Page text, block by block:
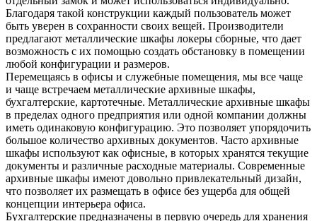
Благодаря такой конструкции каждый пользователь может
быть уверен в сохранности своих вещей. Производители
предлагают металлические шкафы локеры сборные, что дает
возможность с их помощью создать обстановку в помещении
любой конфигурации и размеров.
Перемещаясь в офисы и служебные помещения, мы все чаще
и чаще встречаем металлические архивные шкафы,
бухгалтерские, картотечные. Металлические архивные шкафы
в пределах одного предприятия или одной компании должны
иметь одинаковую конфигурацию. Это позволяет упорядочить
большое количество архивных документов. Часто архивные
шкафы используют как офисные, в которых хранятся текущие
документы и различные расходные материалы. Современные
архивные шкафы имеют довольно привлекательный дизайн,
что позволяет их размещать в офисе без ущерба для общей
концепции интерьера офиса.
Бухгалтерские предназначены в первую очередь для хранения